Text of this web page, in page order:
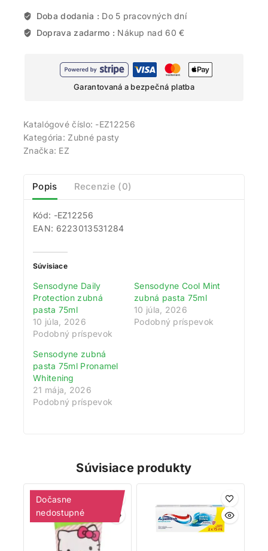
Doba dodania : Do 5 pracovných dní
Doprava zadarmo : Nákup nad 60 €
Garantovaná a bezpečná platba
Katalógové číslo: -EZ12256
Kategória: Zubné pasty
Značka: EZ
Popis Recenzie (0)
Kód: -EZ12256
EAN: 6223013531284
Súvisiace
Sensodyne Daily
Protection zubná
pasta 75ml
10 júla, 2026
Podobný príspevok
Sensodyne Cool Mint
zubná pasta 75ml
10 júla, 2026
Podobný príspevok
Sensodyne zubná
pasta 75ml Pronamel
Whitening
21 mája, 2026
Podobný príspevok
Súvisiace produkty
Dočasne
nedostupné